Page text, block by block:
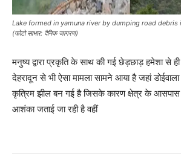
Lake formed in yamuna river by dumping road
(फोटो साभार: दैनिक जागरण)
मनुष्य द्वारा प्रकृति के साथ की गई छेड़छाड़ हमेशा से
देहरादून से भी ऐसा मामला सामने आया है जहां
कृत्रिम झील बन गई है जिसके कारण क्षेत्र के आसपास
आशंका जताई जा रही है वहीं